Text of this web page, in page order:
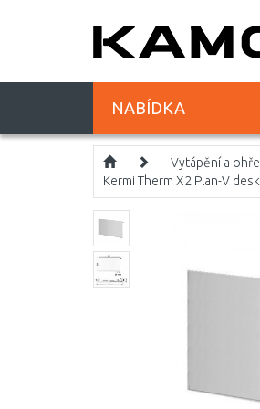
NABÍDKA
Vytápění a
Kermi Therm X2 Plan-V